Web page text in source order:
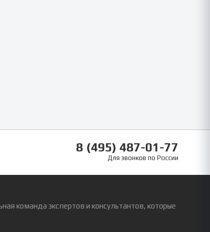
8 (495) 487-01-77
Для звонков по России
команда экспертов и консультантов, которые